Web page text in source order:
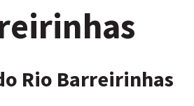
Rio Barreirinhas